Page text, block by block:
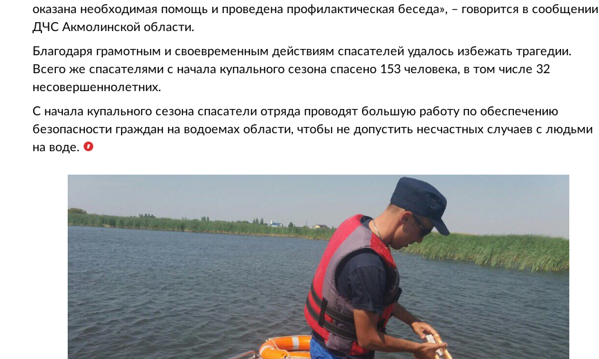
оказана необходимая помощь и проведена профилактическая беседа», – говорится в сообщении
ДЧС Акмолинской области.
Благодаря грамотным и своевременным действиям спасателей удалось избежать трагедии.
Всего же спасателями с начала купального сезона спасено 153 человека, в том числе 32
несовершеннолетних.
С начала купального сезона спасатели отряда проводят большую работу по обеспечению
безопасности граждан на водоемах области, чтобы не допустить несчастных случаев с людьми
на воде.